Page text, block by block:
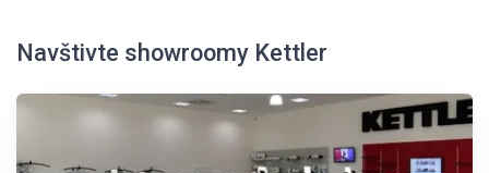
Navštivte showroomy Kettler